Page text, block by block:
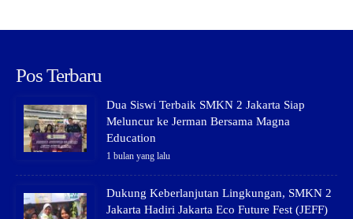
Pos Terbaru
Dua Siswi Terbaik SMKN 2 Jakarta Siap
Meluncur ke Jerman Bersama Magna
Education
1 bulan yang lalu
Dukung Keberlanjutan Lingkungan, SMKN 2
Jakarta Hadiri Jakarta Eco Future Fest (JEFF)